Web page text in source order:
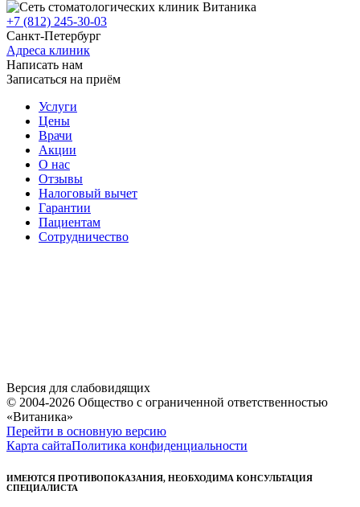
+7 (812) 245-30-03
Санкт-Петербург
Адреса клиник
Написать нам
Записаться на приём
Услуги
Цены
Врачи
Акции
О нас
Отзывы
Налоговый вычет
Гарантии
Пациентам
Сотрудничество
Версия для слабовидящих
© 2004-2026 Общество с ограниченной ответственностью
«Витаника»
Перейти в основную версию
Карта сайтаПолитика конфиденциальности
ИМЕЮТСЯ ПРОТИВОПОКАЗАНИЯ, НЕОБХОДИМА КОНСУЛЬТАЦИЯ
СПЕЦИАЛИСТА